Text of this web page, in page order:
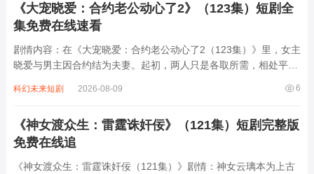
《大宠晓爱：合约老公动心了2》（123集）短剧全
集免费在线速看
剧情内容：在《大宠晓爱：合约老公动心了2（123集）》里，女主
晓爱与男主因合约结为夫妻。起初，两人只是各取所需，相处平
不觉间动了真心。而晓爱也在日常点滴中，感受到男主的温柔与深
6
科幻未来短剧 2026-08-09
《神女渡众生：雷霆诛奸佞》（121集）短剧完整版
免费在线追
《神女渡众生：雷霆诛奸佞（121集）》剧情：神女云璃本为上古